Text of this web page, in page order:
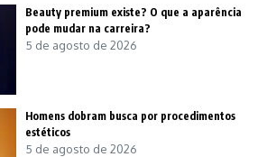
Beauty premium existe? O que a aparência
pode mudar na carreira?
5 de agosto de 2026
Homens dobram busca por procedimentos
estéticos
5 de agosto de 2026